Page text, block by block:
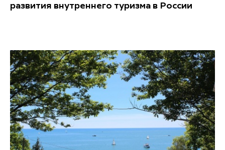
развития внутреннего туризма в России